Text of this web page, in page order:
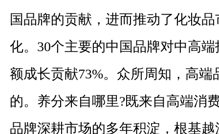
国品牌的贡献，进而推动了化妆
化。 30个主要的中国品牌对中高
额成长贡献73%。众所周知，高端
的。养分来自哪里?既来自高端消
品牌深耕市场的多年积淀，根基